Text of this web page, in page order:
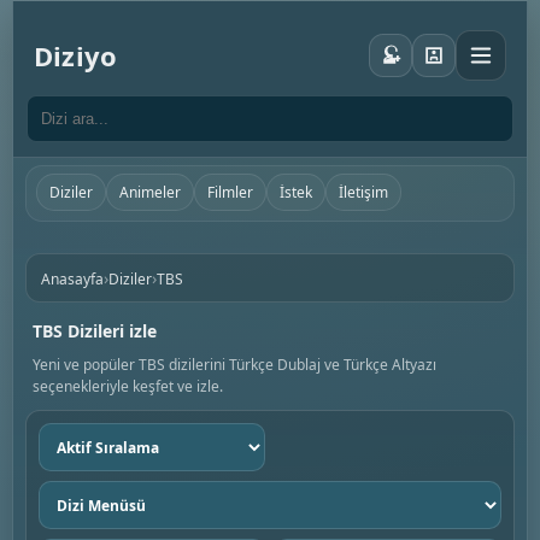
Diziyo
Diziler Animeler Filmler İstek İletişim
Anasayfa›Diziler›TBS
TBS Dizileri izle
Yeni ve popüler TBS dizilerini Türkçe Dublaj ve Türkçe Altyazı
seçenekleriyle keşfet ve izle.
Sıralama
seç
Dizi
menüsü